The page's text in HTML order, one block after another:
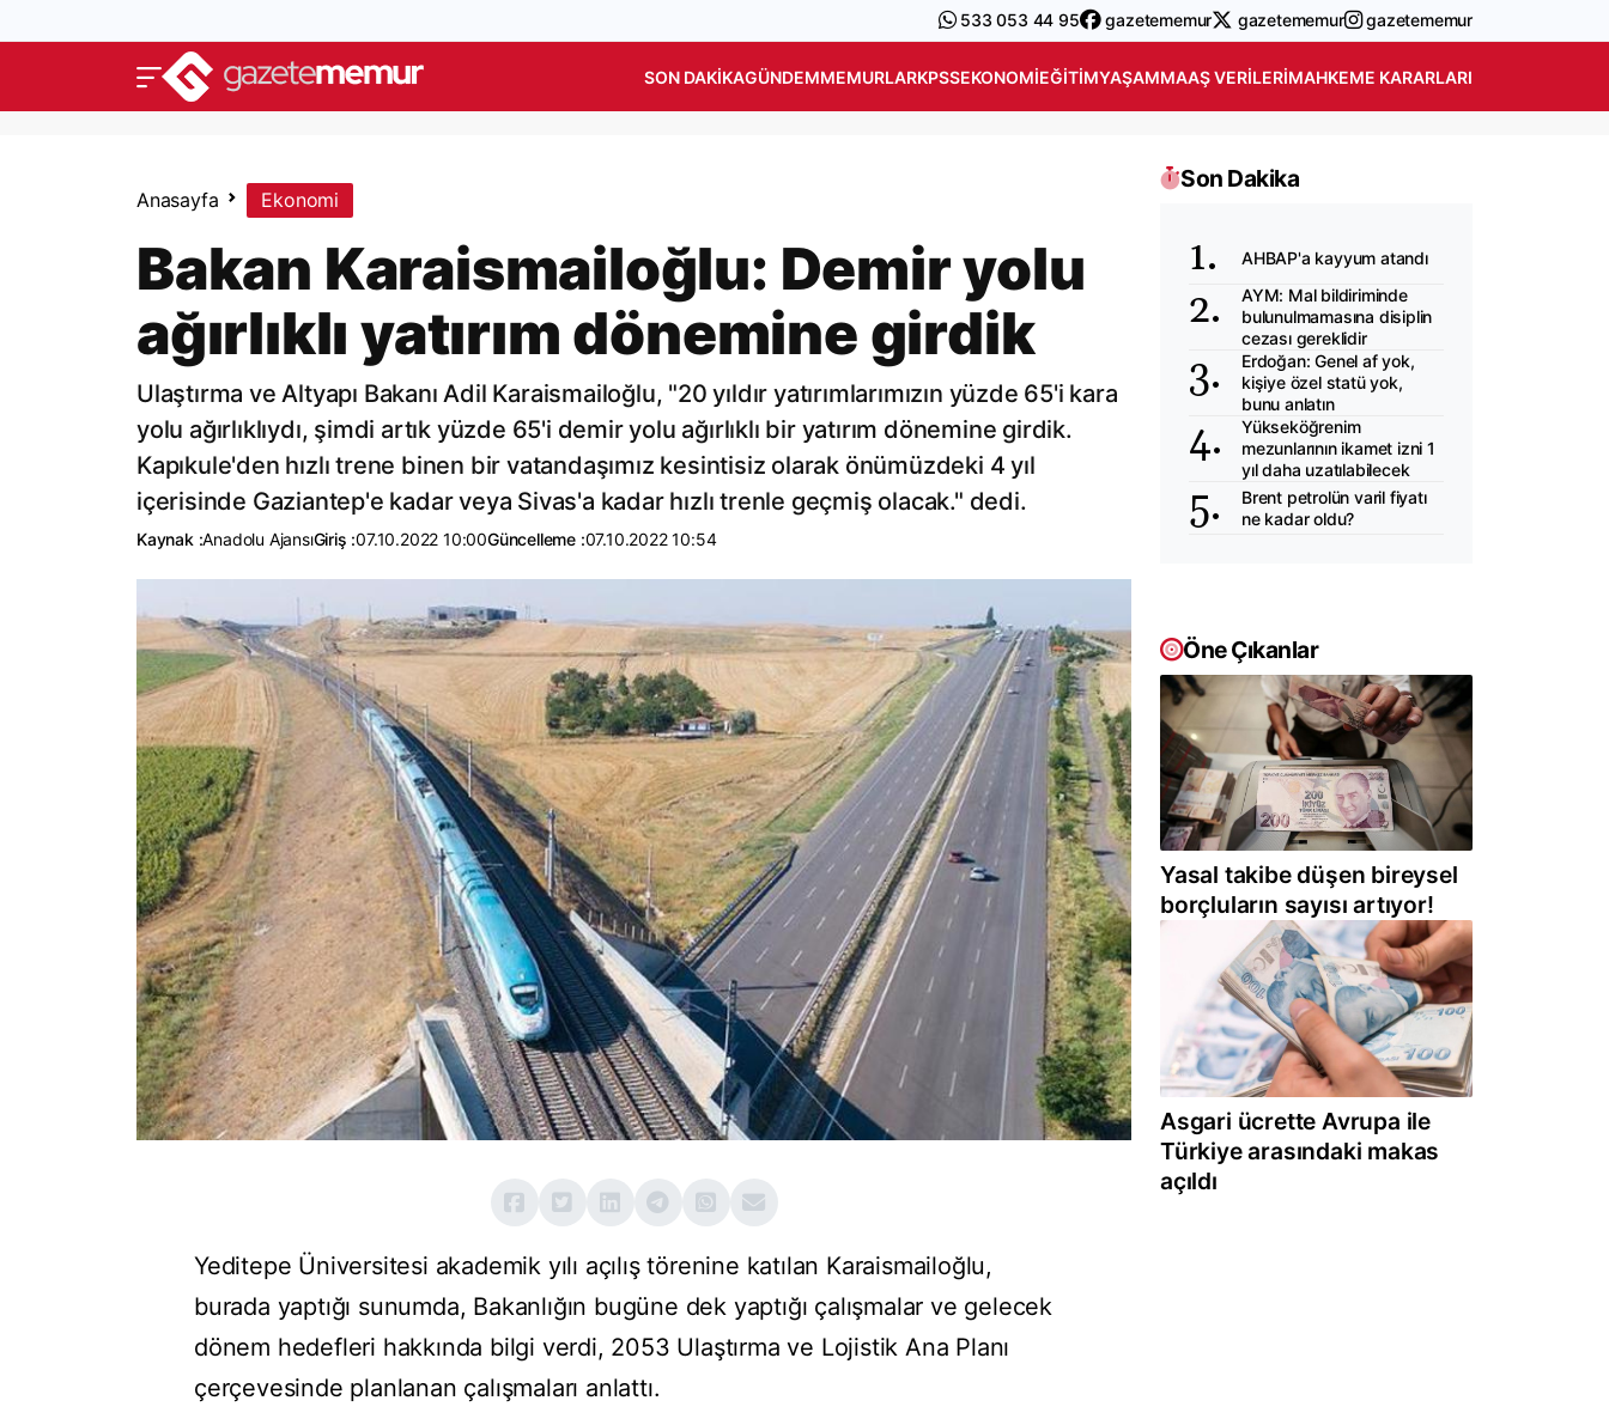
533 053 44 95 gazetememur gazetememur gazetememur
SON DAKIKAGÜNDEMMEMURLARKPSSEKONOMIEĞITIMYAŞAMMAAŞ VERILERIMAHKEME KARARLARI
Anasayfa Ekonomi
Bakan Karaismailoğlu: Demir yolu
ağırlıklı yatırım dönemine girdik
Ulaştırma ve Altyapı Bakanı Adil Karaismailoğlu, "20 yıldır yatırımlarımızın yüzde 65'i kara
yolu ağırlıklıydı, şimdi artık yüzde 65'i demir yolu ağırlıklı bir yatırım dönemine girdik.
Kapıkule'den hızlı trene binen bir vatandaşımız kesintisiz olarak önümüzdeki 4 yıl
içerisinde Gaziantep'e kadar veya Sivas'a kadar hızlı trenle geçmiş olacak." dedi.
Kaynak :Anadolu AjansıGiriş :07.10.2022 10:00Güncelleme :07.10.2022 10:54
Yeditepe Üniversitesi akademik yılı açılış törenine katılan Karaismailoğlu,
burada yaptığı sunumda, Bakanlığın bugüne dek yaptığı çalışmalar ve gelecek
dönem hedefleri hakkında bilgi verdi, 2053 Ulaştırma ve Lojistik Ana Planı
çerçevesinde planlanan çalışmaları anlattı.
Son Dakika
AHBAP'a kayyum atandı
AYM: Mal bildiriminde
bulunulmamasına disiplin
cezası gereklidir
Erdoğan: Genel af yok,
kişiye özel statü yok,
bunu anlatın
Yükseköğrenim
mezunlarının ikamet izni 1
yıl daha uzatılabilecek
Brent petrolün varil fiyatı
ne kadar oldu?
Öne Çıkanlar
Yasal takibe düşen bireysel
borçluların sayısı artıyor!
Asgari ücrette Avrupa ile
Türkiye arasındaki makas
açıldı